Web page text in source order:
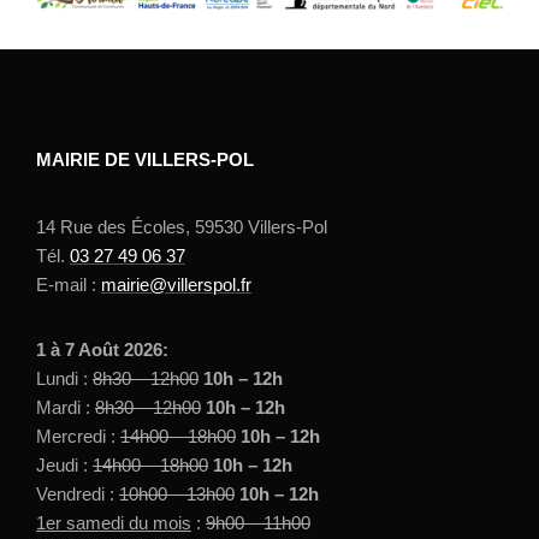
MAIRIE DE VILLERS-POL
14 Rue des Écoles, 59530 Villers-Pol
Tél. 03 27 49 06 37
E-mail : mairie@villerspol.fr
1 à 7 Août 2026:
Lundi : 8h30 – 12h00 10h – 12h
Mardi : 8h30 – 12h00 10h – 12h
Mercredi : 14h00 – 18h00 10h – 12h
Jeudi : 14h00 – 18h00 10h – 12h
Vendredi : 10h00 – 13h00 10h – 12h
1er samedi du mois : 9h00 – 11h00